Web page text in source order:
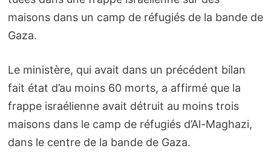
maisons dans un camp de réfugiés de la bande de
Gaza.
Le ministère, qui avait dans un précédent bilan
fait état d’au moins 60 morts, a affirmé que la
frappe israélienne avait détruit au moins trois
maisons dans le camp de réfugiés d’Al-Maghazi,
dans le centre de la bande de Gaza.